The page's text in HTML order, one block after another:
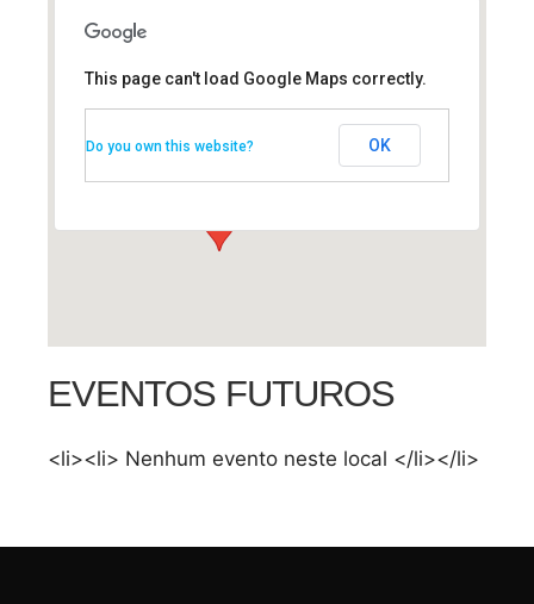
Piedade - Piedade
This page can't load Google Maps correctly.
Do you own this website? OK
EVENTOS FUTUROS
<li><li> Nenhum evento neste local </li></li>